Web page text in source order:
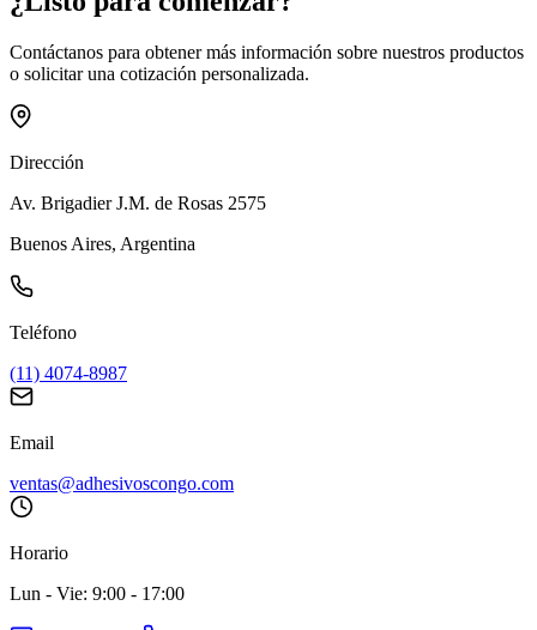
Contáctanos para obtener más información sobre nuestros productos
o solicitar una cotización personalizada.
Dirección
Av. Brigadier J.M. de Rosas 2575
Buenos Aires, Argentina
Teléfono
(11) 4074-8987
Email
ventas@adhesivoscongo.com
Horario
Lun - Vie: 9:00 - 17:00